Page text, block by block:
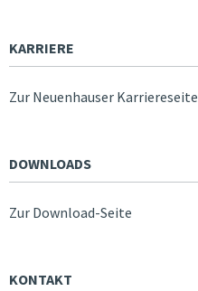
KARRIERE
Zur Neuenhauser Karriereseite
DOWNLOADS
Zur Download-Seite
KONTAKT